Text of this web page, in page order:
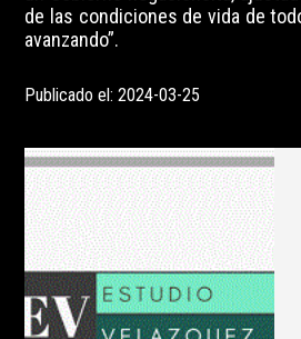
de las condiciones de vida de
avanzando”.
Publicado el: 2024-03-25